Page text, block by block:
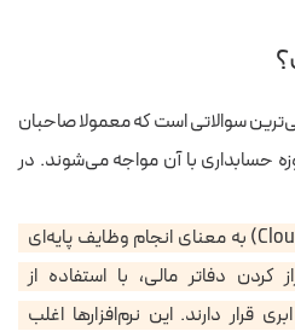
سوالاتی است که معمولا صاحبان
حسابداری با آن مواجه می‌شوند. در
حسابداری ابری (Cloud Accounting) به معنای انجام وظایف پایه‌ای
کردن دفاتر مالی، با استفاده از
قرار دارند. این نرم‌افزارها اغلب